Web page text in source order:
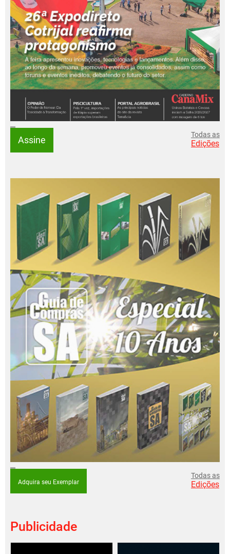
Assine Todas as
Edições
Adquira seu Exemplar
Todas as
Edições
Publicidade